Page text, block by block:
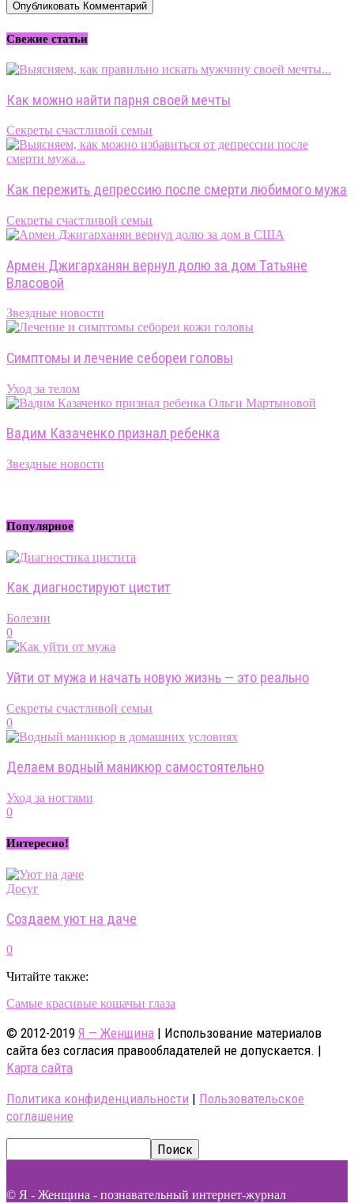
Свежие статьи
Как можно найти парня своей мечты
Секреты счастливой семьи
Как пережить депрессию после смерти любимого мужа
Секреты счастливой семьи
Армен Джигарханян вернул долю за дом Татьяне
Власовой
Звездные новости
Симптомы и лечение себореи головы
Уход за телом
Вадим Казаченко признал ребенка
Звездные новости
Популярное
Как диагностируют цистит
Болезни
0
Уйти от мужа и начать новую жизнь — это реально
Секреты счастливой семьи
0
Делаем водный маникюр самостоятельно
Уход за ногтями
0
Интересно!
Досуг
Создаем уют на даче
0
Читайте также:
Самые красивые кошачьи глаза
© 2012-2019 Я — Женщина | Использование материалов
сайта без согласия правообладателей не допускается. |
Карта сайта
Политика конфиденциальности | Пользовательское
соглашение
© Я - Женщина - познавательный интернет-журнал